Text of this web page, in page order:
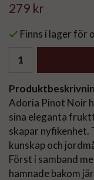
279 kr
Finns i lager för
Adoria Pinot Noir
sina eleganta
skapar nyfikenhet.
kunskap och
Först i samband
hamnade bakom